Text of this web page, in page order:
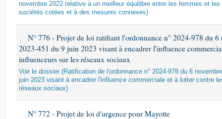
novembre 2022 relative à un meilleur équilibre entre les femmes et
sociétés cotées et à des mesures connexes)
N° 776 - Projet de loi ratifiant l'ordonnance n° 2024-978 du
2023-451 du 9 juin 2023 visant à encadrer l'influence
influenceurs sur les réseaux sociaux
Voir le dossier (Ratification de l'ordonnance n° 2024-978 du 6
juin 2023 visant à encadrer l'influence commerciale et à lutter contre
réseaux sociaux)
N° 772 - Projet de loi d'urgence pour Mayotte